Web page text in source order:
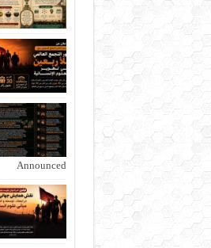
Announced